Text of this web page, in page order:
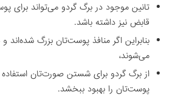
تانین موجود در برگ گردو می‌تواند برای
قابض نیز داشته باشد.
بنابراین اگر منافذ پوست‌تان بزرگ
می‌شوند،
از برگ گردو برای شستن صورت‌تان استفاده
پوست‌تان را بهبود ببخشد.